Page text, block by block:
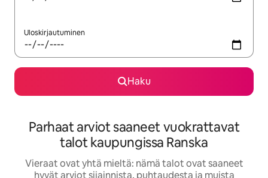
Uloskirjautuminen
Haku
Parhaat arviot saaneet vuokrattavat
talot kaupungissa Ranska
Vieraat ovat yhtä mieltä: nämä talot ovat saaneet
hyvät arviot sijainnista, puhtaudesta ja muista